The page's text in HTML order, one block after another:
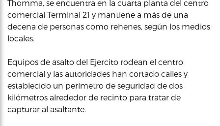
Thomma, se encuentra en la cuarta planta del centro
comercial Terminal 21 y mantiene a más de una
decena de personas como rehenes, según los medios
locales.
Equipos de asalto del Ejercito rodean el centro
comercial y las autoridades han cortado calles y
establecido un perímetro de seguridad de dos
kilómetros alrededor de recinto para tratar de
capturar al asaltante.